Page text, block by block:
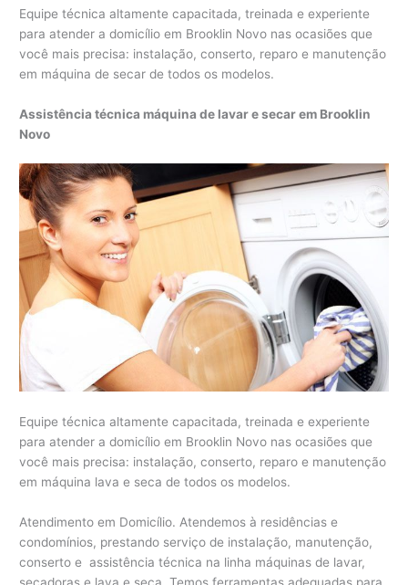
Equipe técnica altamente capacitada, treinada e experiente
para atender a domicílio em Brooklin Novo nas ocasiões que
você mais precisa: instalação, conserto, reparo e manutenção
em máquina de secar de todos os modelos.
Assistência técnica máquina de lavar e secar em Brooklin
Novo
Equipe técnica altamente capacitada, treinada e experiente
para atender a domicílio em Brooklin Novo nas ocasiões que
você mais precisa: instalação, conserto, reparo e manutenção
em máquina lava e seca de todos os modelos.
Atendimento em Domicílio. Atendemos à residências e
condomínios, prestando serviço de instalação, manutenção,
conserto e assistência técnica na linha máquinas de lavar,